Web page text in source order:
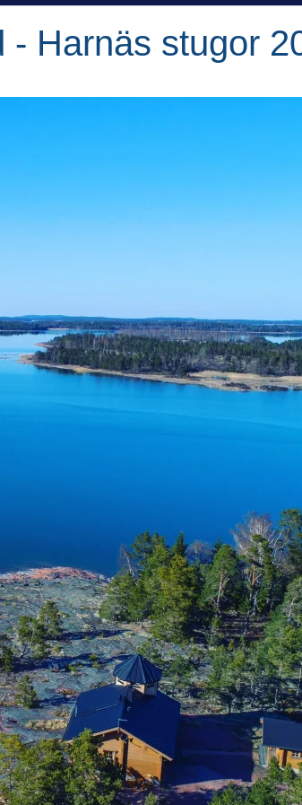
Harnäs stugor